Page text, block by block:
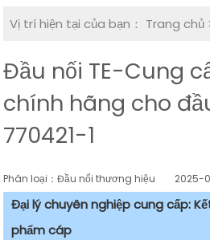
Vị trí hiện tại của bạn： Trang chủ
Đầu nối TE-Cung
chính hãng cho
770421-1
Phân loại：Đầu nối thương hiệu 2025-
Đại lý chuyên nghiệp cung cấp:
phẩm cáp